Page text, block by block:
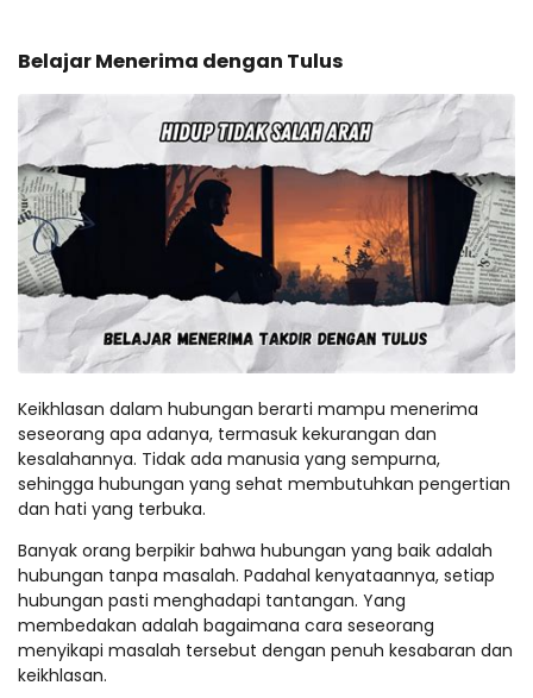
Belajar Menerima dengan Tulus
Keikhlasan dalam hubungan berarti mampu menerima
seseorang apa adanya, termasuk kekurangan dan
kesalahannya. Tidak ada manusia yang sempurna,
sehingga hubungan yang sehat membutuhkan pengertian
dan hati yang terbuka.
Banyak orang berpikir bahwa hubungan yang baik adalah
hubungan tanpa masalah. Padahal kenyataannya, setiap
hubungan pasti menghadapi tantangan. Yang
membedakan adalah bagaimana cara seseorang
menyikapi masalah tersebut dengan penuh kesabaran dan
keikhlasan.